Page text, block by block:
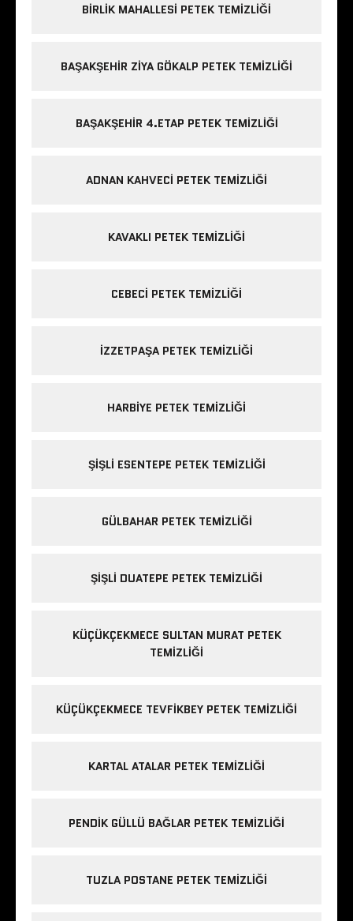
BIRLIK MAHALLESI PETEK TEMIZLIĞI
BAŞAKŞEHIR ZIYA GÖKALP PETEK TEMIZLIĞI
BAŞAKŞEHIR 4.ETAP PETEK TEMIZLIĞI
ADNAN KAHVECI PETEK TEMIZLIĞI
KAVAKLI PETEK TEMIZLIĞI
CEBECI PETEK TEMIZLIĞI
IZZETPAŞA PETEK TEMIZLIĞI
HARBIYE PETEK TEMIZLIĞI
ŞIŞLI ESENTEPE PETEK TEMIZLIĞI
GÜLBAHAR PETEK TEMIZLIĞI
ŞIŞLI DUATEPE PETEK TEMIZLIĞI
KÜÇÜKÇEKMECE SULTAN MURAT PETEK
TEMIZLIĞI
KÜÇÜKÇEKMECE TEVFIKBEY PETEK TEMIZLIĞI
KARTAL ATALAR PETEK TEMIZLIĞI
PENDIK GÜLLÜ BAĞLAR PETEK TEMIZLIĞI
TUZLA POSTANE PETEK TEMIZLIĞI